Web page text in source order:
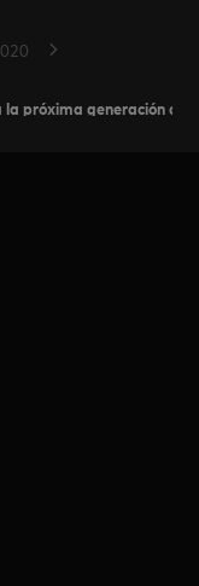
próxima generación de